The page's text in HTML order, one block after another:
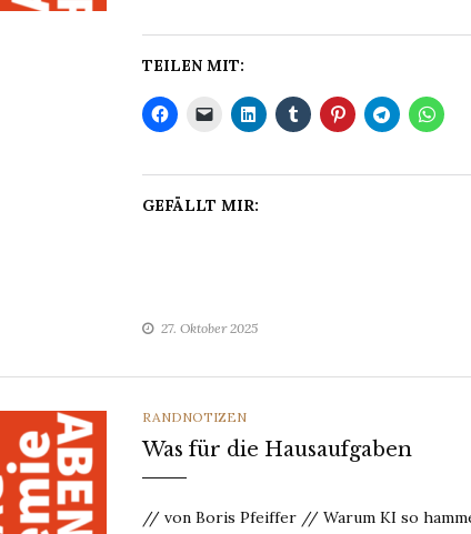
TEILEN MIT:
GEFÄLLT MIR:
27. Oktober 2025
CATEGORIES
RANDNOTIZEN
Was für die Hausaufgaben
// von Boris Pfeiffer // Warum KI so